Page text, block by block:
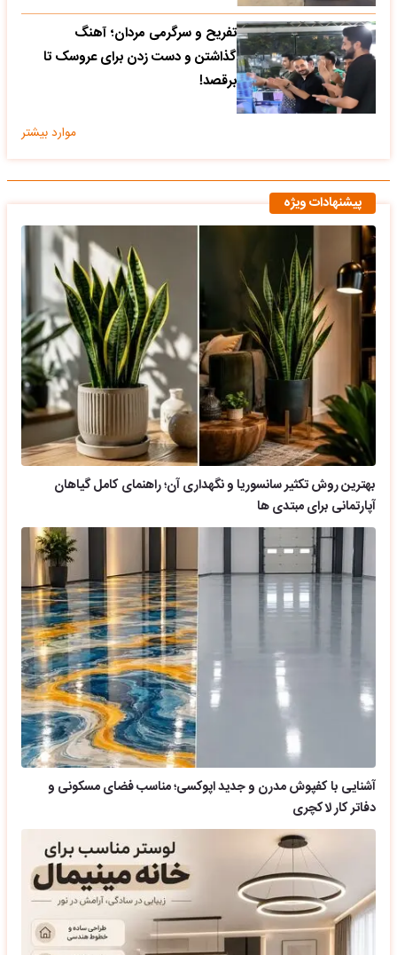
تفریح و سرگرمی مردان؛ آهنگ
گذاشتن و دست زدن برای عروسک تا
برقصد!
موارد بیشتر
پیشنهادات ویژه
بهترین روش تکثیر سانسوریا و نگهداری آن؛ راهنمای کامل گیاهان
آپارتمانی برای مبتدی ها
آشنایی با کفپوش مدرن و جدید اپوکسی؛ مناسب فضای مسکونی و
دفاتر کار لاکچری